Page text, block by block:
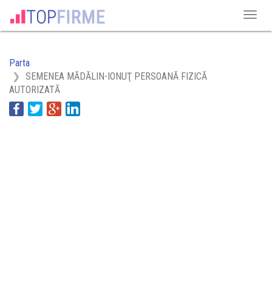
Parta
SEMENEA MĂDĂLIN-IONUŢ PERSOANĂ FIZICĂ
AUTORIZATĂ